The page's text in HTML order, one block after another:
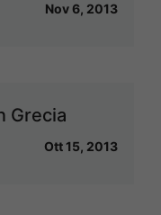
Nov 6, 2013
Grecia
Ott 15, 2013